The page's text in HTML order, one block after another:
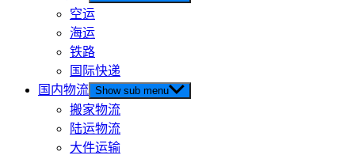
空运
海运
铁路
国际快递
国内物流 Show sub menu
搬家物流
陆运物流
大件运输